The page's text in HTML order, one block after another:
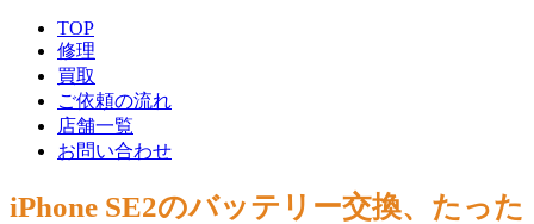
TOP
修理
買取
ご依頼の流れ
店舗一覧
お問い合わせ
​iPhone SE2のバッテリー交換、たった